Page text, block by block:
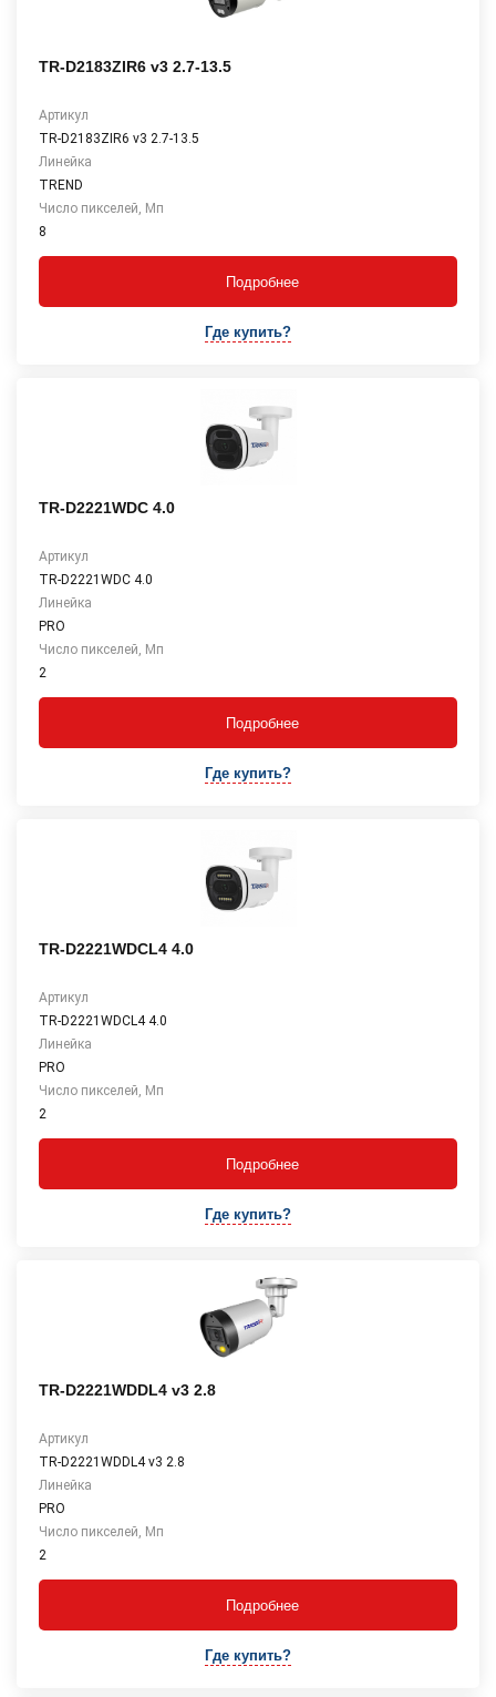
TR-D2183ZIR6 v3 2.7-13.5
Артикул
TR-D2183ZIR6 v3 2.7-13.5
Линейка
TREND
Число пикселей, Мп
8
Подробнее
Где купить?
TR-D2221WDC 4.0
Артикул
TR-D2221WDC 4.0
Линейка
PRO
Число пикселей, Мп
2
Подробнее
Где купить?
TR-D2221WDCL4 4.0
Артикул
TR-D2221WDCL4 4.0
Линейка
PRO
Число пикселей, Мп
2
Подробнее
Где купить?
TR-D2221WDDL4 v3 2.8
Артикул
TR-D2221WDDL4 v3 2.8
Линейка
PRO
Число пикселей, Мп
2
Подробнее
Где купить?